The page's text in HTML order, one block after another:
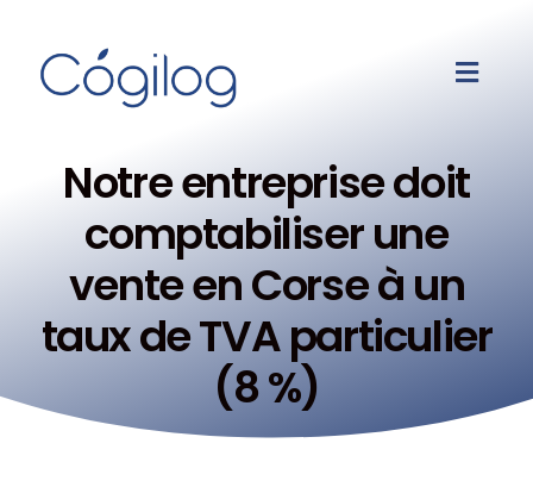
Notre entreprise doit
comptabiliser une
vente en Corse à un
taux de TVA particulier
(8 %)